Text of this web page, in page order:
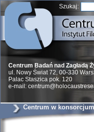
Szukaj:
Centrum Badań nad Zagładą
ul. Nowy Świat 72, 00-330
Palac Staszica pok. 120
e-mail:
Centrum w